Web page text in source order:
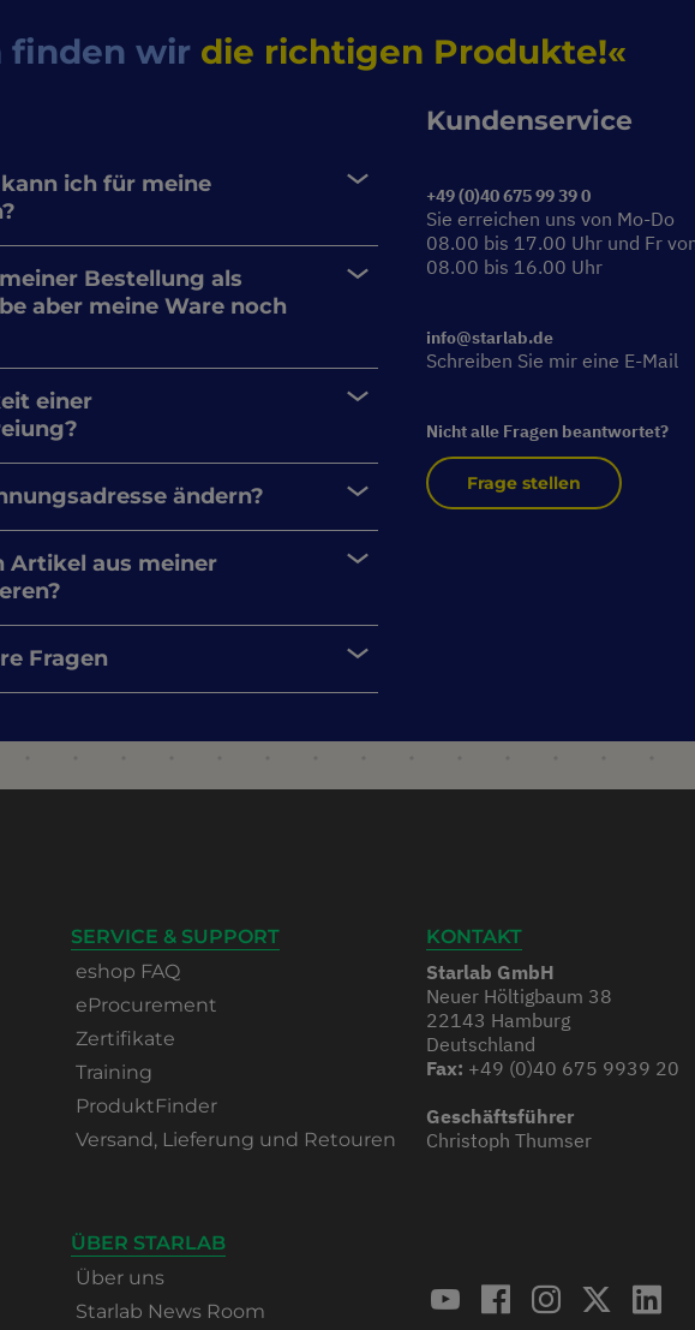
finden wir die richtigen Produkte!
ich für meine
Bestellung als
aber meine Ware noch
einer
ändern?
Artikel aus meiner
Fragen
Kundenservice
+49 (0)40 675 99 39 0
Sie erreichen uns von Mo-Do
08.00 bis 17.00 Uhr und Fr
08.00 bis 16.00 Uhr
info@starlab.de
Schreiben Sie mir eine E-Mail
Nicht alle Fragen beantwortet?
Frage stellen
SERVICE & SUPPORT
eshop FAQ
eProcurement
Zertifikate
Training
ProduktFinder
Versand, Lieferung und Retouren
ÜBER STARLAB
Über uns
Starlab News Room
KONTAKT
Starlab GmbH
Neuer Höltigbaum 38
22143 Hamburg
Deutschland
Fax: +49 (0)40 675 9939 20
Geschäftsführer
Christoph Thumser